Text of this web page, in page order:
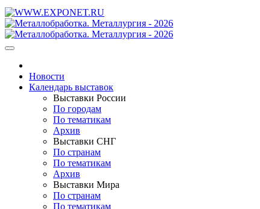
Новости
Календарь выставок
Выставки России
По городам
По тематикам
Архив
Выставки СНГ
По странам
По тематикам
Архив
Выставки Мира
По странам
По тематикам